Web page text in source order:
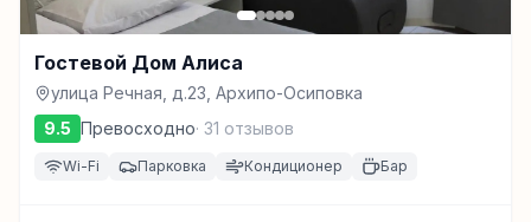
Гостевой Дом Алиса
улица Речная, д.23, Архипо-Осиповка
9.5 Превосходно· 31 отзывов
Wi-Fi Парковка Кондиционер Бар